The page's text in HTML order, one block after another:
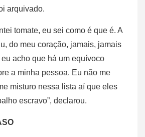
arquivado.
tomate, eu sei como é que é. A
do meu coração, jamais, jamais
acho que há um equívoco
a minha pessoa. Eu não me
misturo nessa lista aí que eles
escravo”, declarou.